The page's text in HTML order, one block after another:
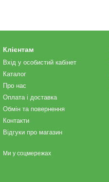
Клієнтам
Вхід у особистий кабінет
Каталог
Про нас
Оплата і доставка
Обмін та повернення
Контакти
Відгуки про магазин
Ми у соцмережах